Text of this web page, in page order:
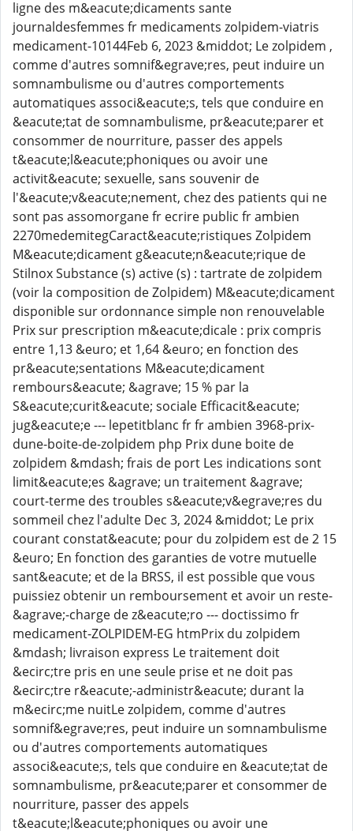
ligne des m&eacute;dicaments sante
journaldesfemmes fr medicaments zolpidem-viatris
medicament-10144Feb 6, 2023 &middot; Le zolpidem ,
comme d'autres somnif&egrave;res, peut induire un
somnambulisme ou d'autres comportements
automatiques associ&eacute;s, tels que conduire en
&eacute;tat de somnambulisme, pr&eacute;parer et
consommer de nourriture, passer des appels
t&eacute;l&eacute;phoniques ou avoir une
activit&eacute; sexuelle, sans souvenir de
l'&eacute;v&eacute;nement, chez des patients qui ne
sont pas assomorgane fr ecrire public fr ambien
2270medemitegCaract&eacute;ristiques Zolpidem
M&eacute;dicament g&eacute;n&eacute;rique de
Stilnox Substance (s) active (s) : tartrate de zolpidem
(voir la composition de Zolpidem) M&eacute;dicament
disponible sur ordonnance simple non renouvelable
Prix sur prescription m&eacute;dicale : prix compris
entre 1,13 &euro; et 1,64 &euro; en fonction des
pr&eacute;sentations M&eacute;dicament
rembours&eacute; &agrave; 15 % par la
S&eacute;curit&eacute; sociale Efficacit&eacute;
jug&eacute;e --- lepetitblanc fr fr ambien 3968-prix-
dune-boite-de-zolpidem php Prix dune boite de
zolpidem &mdash; frais de port Les indications sont
limit&eacute;es &agrave; un traitement &agrave;
court-terme des troubles s&eacute;v&egrave;res du
sommeil chez l'adulte Dec 3, 2024 &middot; Le prix
courant constat&eacute; pour du zolpidem est de 2 15
&euro; En fonction des garanties de votre mutuelle
sant&eacute; et de la BRSS, il est possible que vous
puissiez obtenir un remboursement et avoir un reste-
&agrave;-charge de z&eacute;ro --- doctissimo fr
medicament-ZOLPIDEM-EG htmPrix du zolpidem
&mdash; livraison express Le traitement doit
&ecirc;tre pris en une seule prise et ne doit pas
&ecirc;tre r&eacute;-administr&eacute; durant la
m&ecirc;me nuitLe zolpidem, comme d'autres
somnif&egrave;res, peut induire un somnambulisme
ou d'autres comportements automatiques
associ&eacute;s, tels que conduire en &eacute;tat de
somnambulisme, pr&eacute;parer et consommer de
nourriture, passer des appels
t&eacute;l&eacute;phoniques ou avoir une